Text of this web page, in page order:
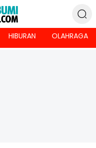
HIBURAN OLAHRAGA